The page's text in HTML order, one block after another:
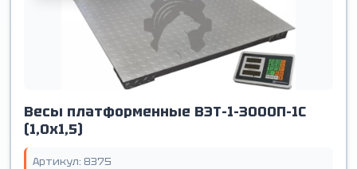
Весы платформенные ВЭТ-1-3000П-1С
(1,0х1,5)
Артикул: 8375